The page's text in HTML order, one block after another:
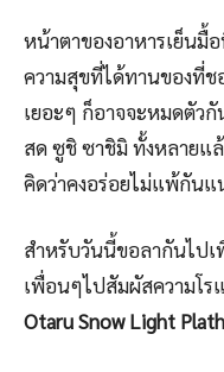
หน้าตาของอาหารเย็นมื้
ความสุขที่ได้ทานของที่
เยอะๆ ก็อาจจะหมดตัว
สด ซูชิ ซาชิมิ ทั้งหลายแ
คิดว่าคงอร่อยไม่แพ้กัน
สำหรับวันนี้ขอลากันไปเ
เพื่อนๆไปสัมผัสความโร
Otaru Snow Light